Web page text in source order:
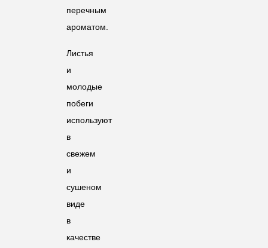
перечным
ароматом.
Листья
и
молодые
побеги
используют
в
свежем
и
сушеном
виде
в
качестве